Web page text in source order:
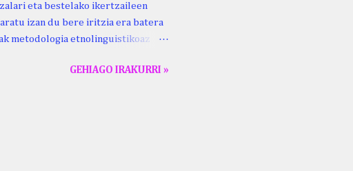
eta bestelako ikertzaileen
izan du bere iritzia era batera
metodologia etnolinguistikoaz
du ikerlan honek gidari. Kepa
GEHIAGO IRAKURRI »